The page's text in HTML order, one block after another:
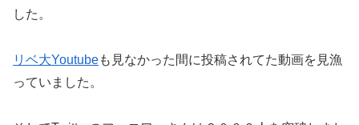
した。
リベ大Youtubeも見なかった間に投稿されてた動画を見漁
っていました。